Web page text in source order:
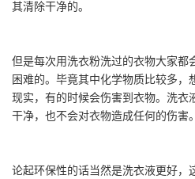
其清除干净的。
但是每次用洗衣粉洗过的衣物大家都
困难的。毕竟其中化学物质比较多，
现实，有的时候会伤害到衣物。洗衣
干净，也不会对衣物造成任何的伤害。
论起环保性的话当然是洗衣液更好，